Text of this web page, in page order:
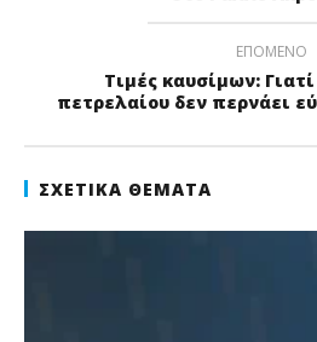
ΕΠΌΜΕΝΟ
Τιμές καυσίμων:
πετρελαίου δεν περνάει
ΣΧΕΤΙΚΆ ΘΈΜΑΤΑ